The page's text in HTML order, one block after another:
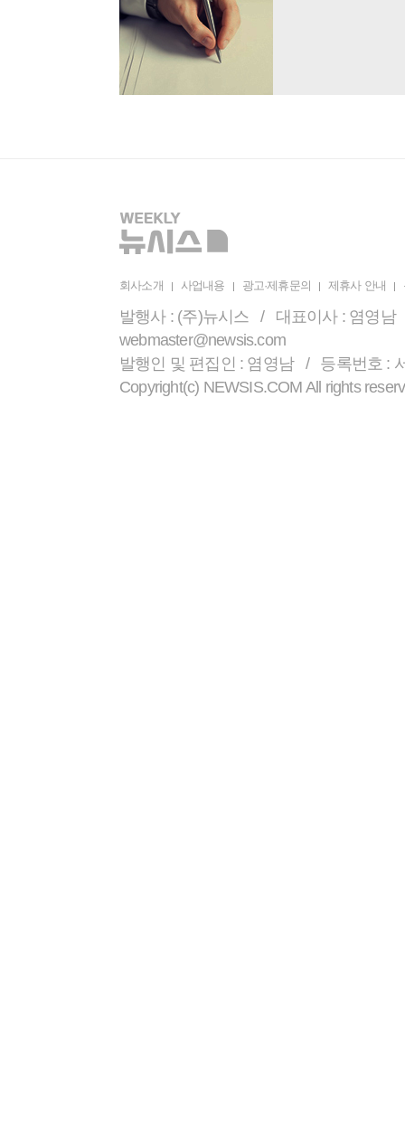
회사소개 사업내용 광고·제휴문의 제휴사 안내
발행사 : (주)뉴시스 / 대표이사 : 염영
webmaster@newsis.com
발행인 및 편집인 : 염영남 / 등록번호 :
Copyright(c) NEWSIS.COM All rights